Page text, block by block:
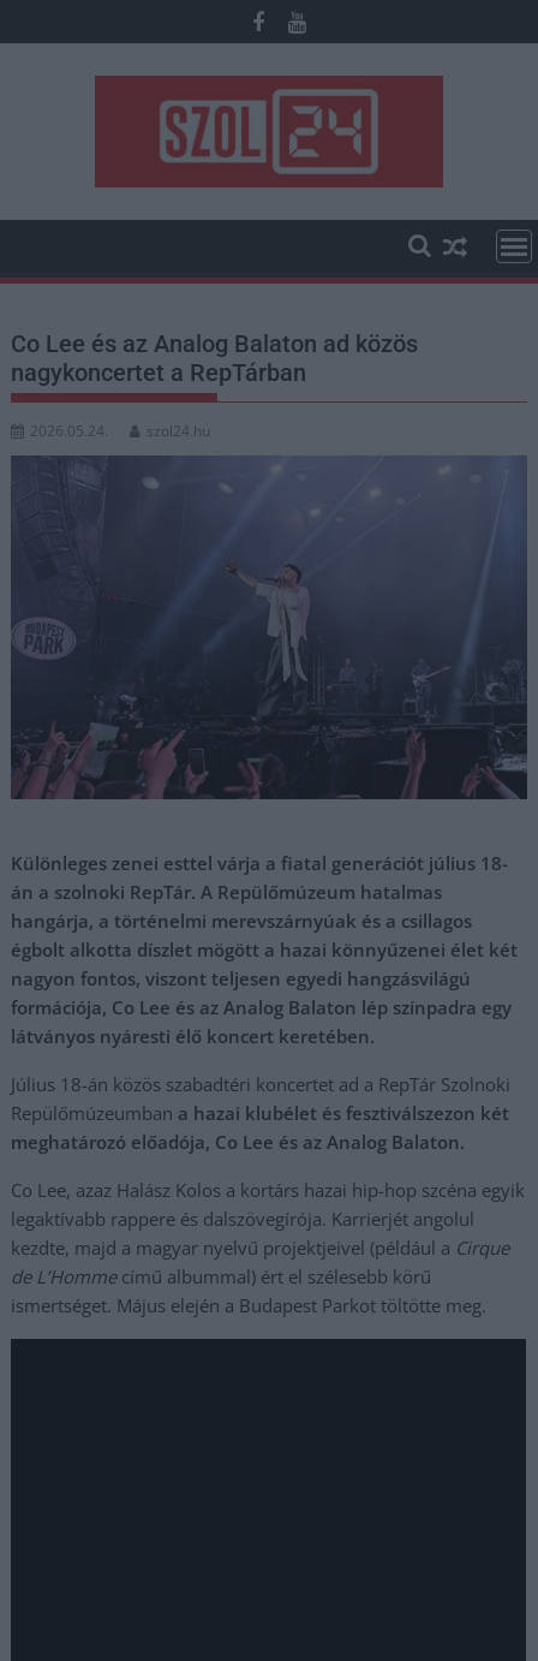
to
Co Lee és az Analog Balaton ad közös
nagykoncertet a RepTárban
2026.05.24. szol24.hu
Különleges zenei esttel várja a fiatal generációt július 18-
án a szolnoki RepTár. A Repülőmúzeum hatalmas
hangárja, a történelmi merevszárnyúak és a csillagos
égbolt alkotta díszlet mögött a hazai könnyűzenei élet két
nagyon fontos, viszont teljesen egyedi hangzásvilágú
formációja, Co Lee és az Analog Balaton lép színpadra egy
látványos nyáresti élő koncert keretében.
Július 18-án közös szabadtéri koncertet ad a RepTár Szolnoki
Repülőmúzeumban a hazai klubélet és fesztiválszezon két
meghatározó előadója, Co Lee és az Analog Balaton.
Co Lee, azaz Halász Kolos a kortárs hazai hip-hop szcéna egyik
legaktívabb rappere és dalszövegírója. Karrierjét angolul
kezdte, majd a magyar nyelvű projektjeivel (például a Cirque
de L’Hommecímű albummal) ért el szélesebb körű
ismertséget. Május elején a Budapest Parkot töltötte meg.